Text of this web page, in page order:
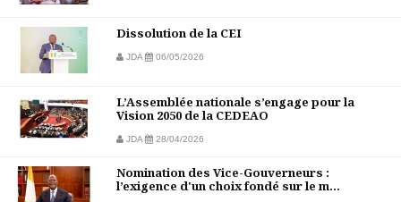
Dissolution de la CEI
JDA 06/05/2026
L’Assemblée nationale s’engage pour la
Vision 2050 de la CEDEAO
JDA 28/04/2026
Nomination des Vice-Gouverneurs :
l’exigence d'un choix fondé sur le m...